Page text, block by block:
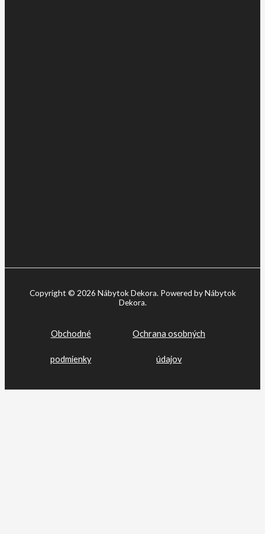
Copyright © 2026 Nábytok Dekora. Powered by Nábytok
Dekora.
Obchodné
podmienky
Ochrana osobných
údajov